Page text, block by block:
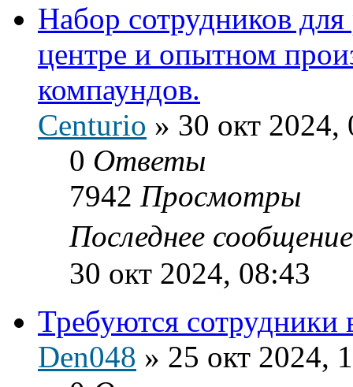
Набор сотрудников
центре и опытном
компаундов.
Centurio » 30 окт 2024,
0 Ответы
7942 Просмотры
Последнее
30 окт 2024, 08:43
Требуются сотрудники
Den048 » 25 окт 2024,